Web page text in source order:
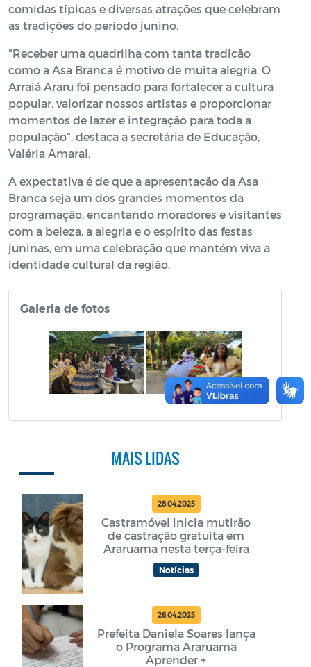
comidas típicas e diversas atrações que celebram
as tradições do período junino.
"Receber uma quadrilha com tanta tradição
como a Asa Branca é motivo de muita alegria. O
Arraiá Araru foi pensado para fortalecer a cultura
popular, valorizar nossos artistas e proporcionar
momentos de lazer e integração para toda a
população", destaca a secretária de Educação,
Valéria Amaral.
A expectativa é de que a apresentação da Asa
Branca seja um dos grandes momentos da
programação, encantando moradores e visitantes
com a beleza, a alegria e o espírito das festas
juninas, em uma celebração que mantém viva a
identidade cultural da região.
Galeria de fotos
MAIS LIDAS
28.04.2025
Castramóvel inicia mutirão
de castração gratuita em
Araruama nesta terça-feira
Notícias
26.04.2025
Prefeita Daniela Soares lança
o Programa Araruama
Aprender +